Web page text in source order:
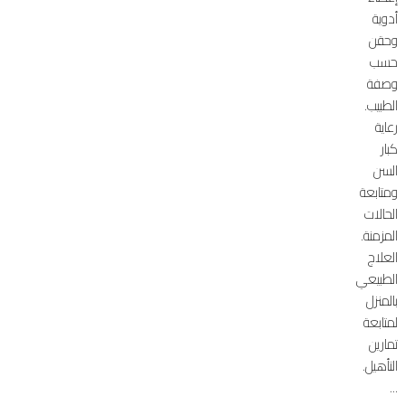
أدوية
وحقن
حسب
وصفة
الطبيب.
رعاية
كبار
السن
ومتابعة
الحالات
المزمنة.
العلاج
الطبيعي
بالمنزل
لمتابعة
تمارين
التأهيل.
...